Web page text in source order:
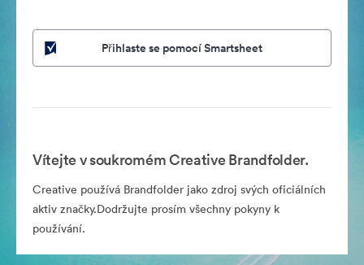
Přihlaste se pomocí Smartsheet
Vítejte v soukromém Creative Brandfolder.
Creative používá Brandfolder jako zdroj svých oficiálních
aktiv značky.Dodržujte prosím všechny pokyny k
používání.